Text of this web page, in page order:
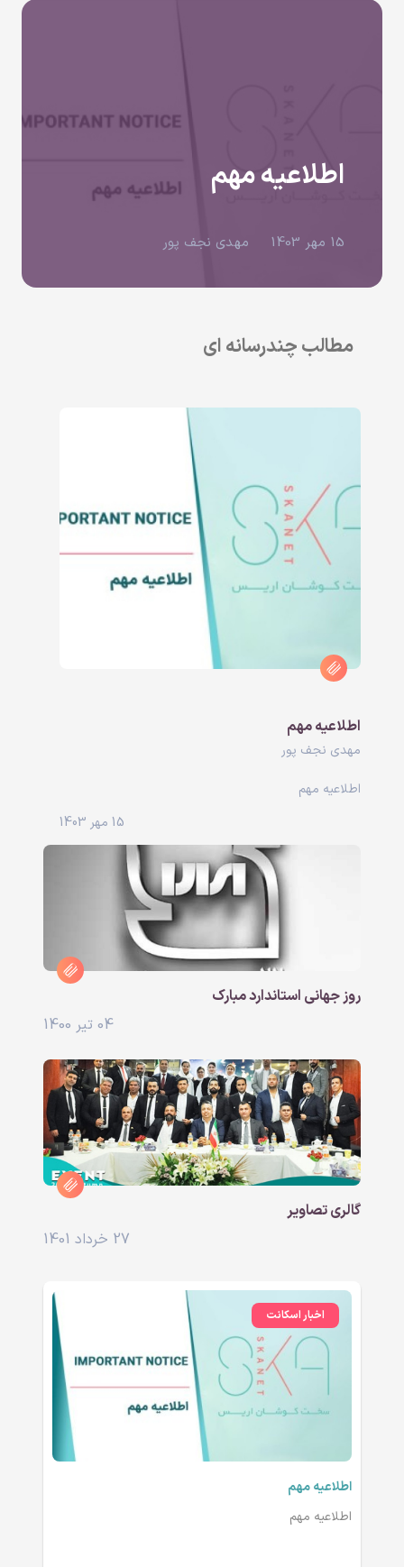
اطلاعیه مهم
15 مهر 1403 مهدی نجف پور
مطالب چندرسانه ای
اطلاعیه مهم
مهدی نجف پور
اطلاعیه مهم
15 مهر 1403
روز جهانی استاندارد مبارک
04 تیر 1400
گالری تصاویر
27 خرداد 1401
اخبار اسکانت
اطلاعیه مهم
اطلاعیه مهم